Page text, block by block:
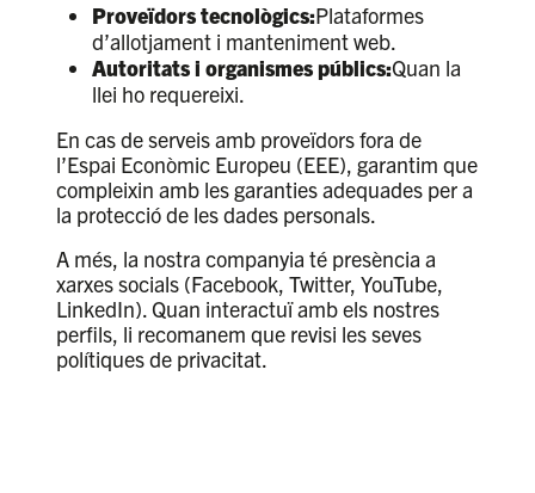
Proveïdors tecnològics:Plataformes
d’allotjament i manteniment web.
Autoritats i organismes públics:Quan la
llei ho requereixi.
En cas de serveis amb proveïdors fora de
l’Espai Econòmic Europeu (EEE), garantim que
compleixin amb les garanties adequades per a
la protecció de les dades personals.
A més, la nostra companyia té presència a
xarxes socials (Facebook, Twitter, YouTube,
LinkedIn). Quan interactuï amb els nostres
perfils, li recomanem que revisi les seves
polítiques de privacitat.